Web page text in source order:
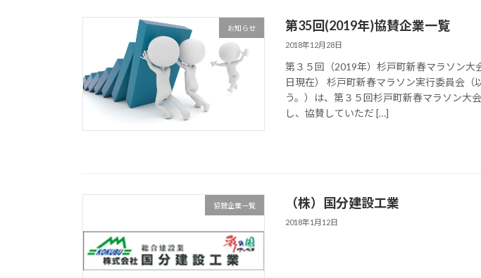
お知らせ 第35回(2019年)協賛企業一覧
2018年12月28日
第３５回（2019年）杉戸町新春マラソン大
日現在） 杉戸町新春マラソン実行委員会（
う。）は、第３５回杉戸町新春マラソン大
し、協賛していただ […]
協賛企業一覧 （株）国分建設工業
2018年1月12日